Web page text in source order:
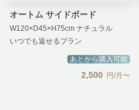
オートム サイドボード
W120×D45×H75cm ナチュラル
いつでも返せるプラン
あとから購入可能
2,500 円/月〜